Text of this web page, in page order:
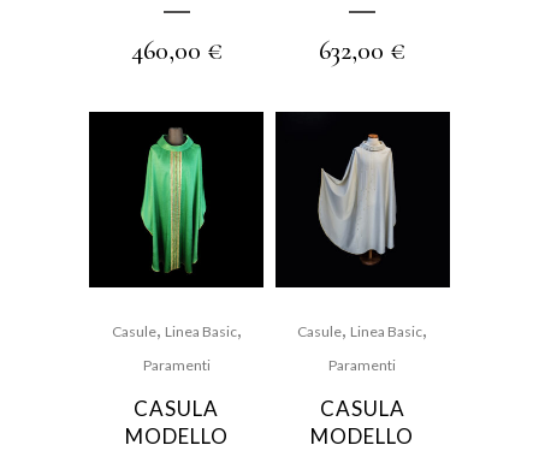
460,00 € 632,00 €
Casule, Linea Basic,
Paramenti
CASULA
MODELLO
Casule, Linea Basic,
Paramenti
CASULA
MODELLO